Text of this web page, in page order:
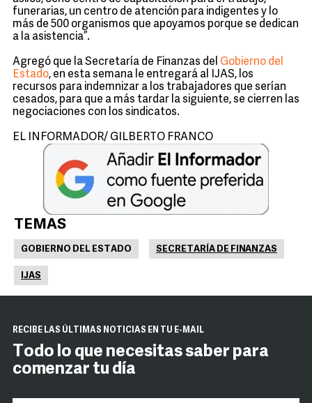
funerarias, un centro de atención para indigentes y lo
más de 500 organismos que apoyamos porque se dedican
a la asistencia”.
Agregó que la Secretaría de Finanzas del Gobierno del
Estado, en esta semana le entregará al IJAS, los
recursos para indemnizar a los trabajadores que serían
cesados, para que a más tardar la siguiente, se cierren las
negociaciones con los sindicatos.
EL INFORMADOR/ GILBERTO FRANCO
TEMAS
GOBIERNO DEL ESTADO SECRETARÍA DE FINANZAS
IJAS
RECIBE LAS ÚLTIMAS NOTICIAS EN TU E-MAIL
Todo lo que necesitas saber para
comenzar tu día